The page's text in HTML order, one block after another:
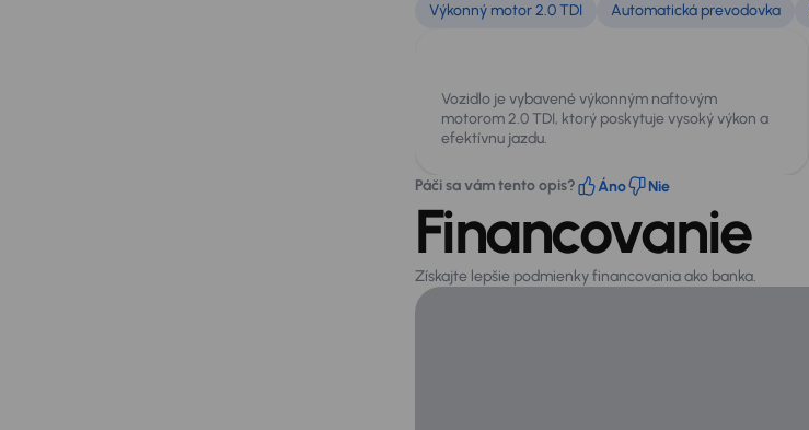
Výkonný motor 2.0 TDI
Automatická prevodovka
Vozidlo je vybavené výkonným naftovým
motorom 2.0 TDI, ktorý poskytuje vysoký výkon a
efektívnu jazdu.
Páči sa vám tento opis? Áno Nie
Financovanie
Získajte lepšie podmienky financovania ako banka.